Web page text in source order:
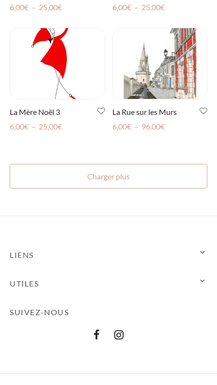
6,00€ – 25,00€Plage
prix :
6,00€
25,00€
6,00€ – 25,00€Plage
prix :
6,00€
à
25,00€
La Mère Noël 3
6,00€ – 25,00€Plage
La Rue sur les Murs
6,00€ – 96,00€Plage
Charger plus
LIENS
UTILES
SUIVEZ-NOUS